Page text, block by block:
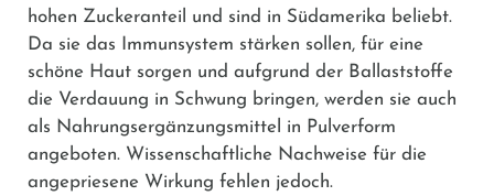
hohen Zuckeranteil und sind in Südamerika beliebt.
Da sie das Immunsystem stärken sollen, für eine
schöne Haut sorgen und aufgrund der Ballaststoffe
die Verdauung in Schwung bringen, werden sie auch
als Nahrungsergänzungsmittel in Pulverform
angeboten. Wissenschaftliche Nachweise für die
angepriesene Wirkung fehlen jedoch.